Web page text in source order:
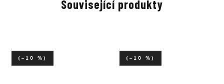
Související produkty
(–10 %) (–10 %)